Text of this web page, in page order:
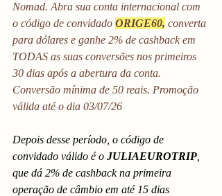
Nomad. Abra sua conta internacional com
o código de convidado ORIGE60, converta
para dólares e ganhe 2% de cashback em
TODAS as suas conversões nos primeiros
30 dias após a abertura da conta.
Conversão mínima de 50 reais. Promoção
válida até o dia 03/07/26
Depois desse período, o código de
convidado válido é o JULIAEUROTRIP
que dá 2% de cashback na primeira
operação de câmbio em até 15 dias